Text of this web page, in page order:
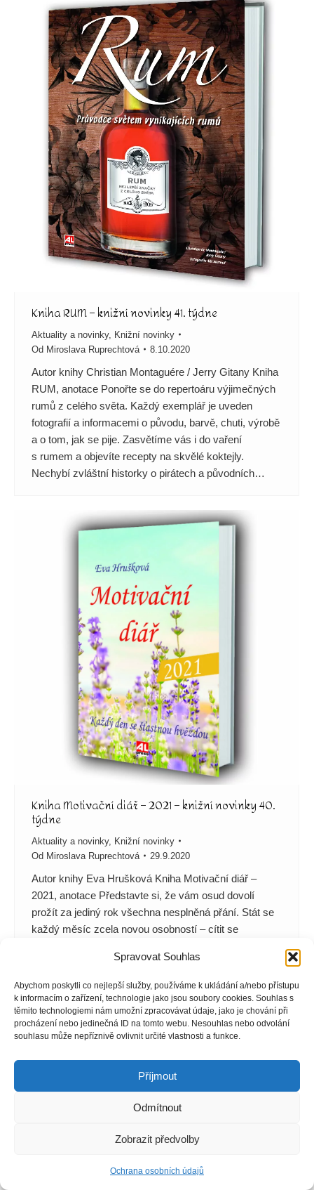
Spravovat Souhlas
Abychom poskytli co nejlepší služby, používáme k ukládání a/nebo přístupu
k informacím o zařízení, technologie jako jsou soubory cookies. Souhlas s
těmito technologiemi nám umožní zpracovávat údaje, jako je chování při
procházení nebo jedinečná ID na tomto webu. Nesouhlas nebo odvolání
souhlasu může nepříznivě ovlivnit určité vlastnosti a funkce.
Příjmout
Odmítnout
Zobrazit předvolby
Ochrana osobních údajů
Kniha RUM – knižní novinky 41. týdne
Aktuality a novinky, Knižní novinky
Od Miroslava Ruprechtová 8.10.2020
Autor knihy Christian Montaguére / Jerry Gitany Kniha
RUM, anotace Ponořte se do repertoáru výjimečných
rumů z celého světa. Každý exemplář je uveden
fotografií a informacemi o původu, barvě, chuti, výrobě
a o tom, jak se pije. Zasvětíme vás i do vaření
s rumem a objevíte recepty na skvělé koktejly.
Nechybí zvláštní historky o pirátech a původních…
Kniha Motivační diář – 2021 – knižní novinky 40.
týdne
Aktuality a novinky, Knižní novinky
Od Miroslava Ruprechtová 29.9.2020
Autor knihy Eva Hrušková Kniha Motivační diář –
2021, anotace Představte si, že vám osud dovolí
prožít za jediný rok všechna nesplněná přání. Stát se
každý měsíc zcela novou osobností – cítit se
tužby směřovat? Inspirujte se životními cestami
dvanácti českých celebrit, zjistěte, jaký je jejich…